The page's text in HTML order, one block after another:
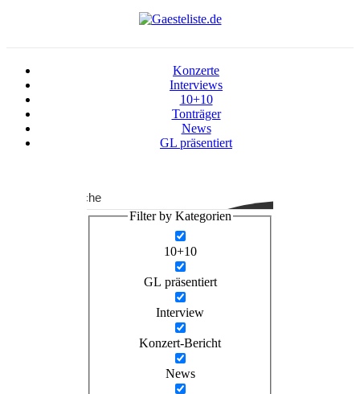
Konzerte
Interviews
10+10
Tonträger
News
GL präsentiert
Suche
Filter by Kategorien
10+10
GL präsentiert
Interview
Konzert-Bericht
News